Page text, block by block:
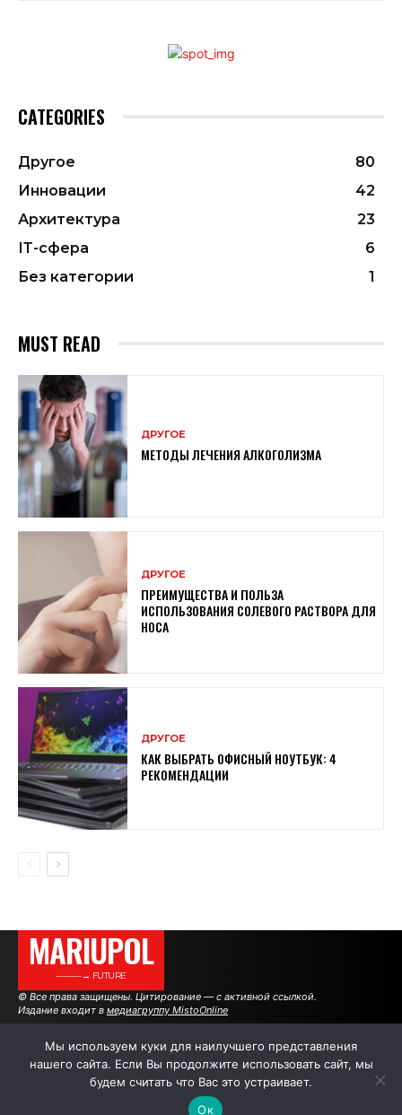
CATEGORIES
Другое
80
Инновации
42
Архитектура
23
ІТ-сфера
6
Без категории
1
MUST READ
ДРУГОЕ
МЕТОДЫ ЛЕЧЕНИЯ АЛКОГОЛИЗМА
ДРУГОЕ
ПРЕИМУЩЕСТВА И ПОЛЬЗА
ИСПОЛЬЗОВАНИЯ СОЛЕВОГО РАСТВОРА ДЛЯ
НОСА
ДРУГОЕ
КАК ВЫБРАТЬ ОФИСНЫЙ НОУТБУК: 4
РЕКОМЕНДАЦИИ
MARIUPOL
———→ FUTURE
© Все права защищены. Цитирование — с активной ссылкой.
Издание входит в медиагруппу MistoOnline
АВТОРЫ РЕКЛАМА НА САЙТЕ
Мы используем куки для наилучшего представления
нашего сайта. Если Вы продолжите использовать сайт, мы
будем считать что Вас это устраивает.
Ок